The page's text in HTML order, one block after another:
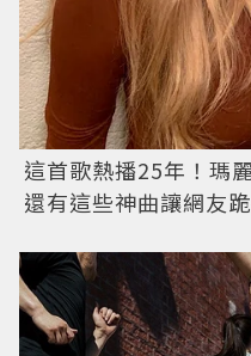
這首歌熱播25年！瑪
還有這些神曲讓網友